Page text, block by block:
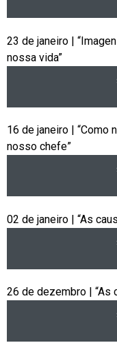
23 de janeiro |
nossa vida”
16 de janeiro | “Como
nosso chefe”
02 de janeiro | “As
26 de dezembro | “As